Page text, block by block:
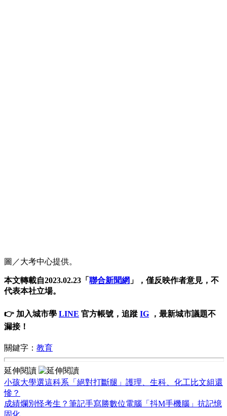
圖／大考中心提供。
本文轉載自2023.02.23「 聯合新聞網 」，僅反映作者意見，不
代表本社立場。
👉 加入城市學 LINE 官方帳號，追蹤 IG ，最新城市議題不
漏接！
關鍵字： 教育
延伸閱讀
小孩大學選這科系「絕對打斷腿」護理、生科、化工比文組還
慘？
成績爛別怪考生？筆記手寫勝數位電腦「抖M手機腦」抗記憶
固化